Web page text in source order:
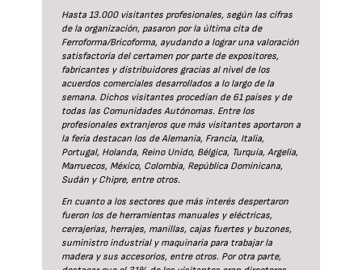
Hasta 13.000 visitantes profesionales, según las cifras
de la organización, pasaron por la última cita de
Ferroforma/Bricoforma, ayudando a lograr una valoración
satisfactoria del certamen por parte de expositores,
fabricantes y distribuidores gracias al nivel de los
acuerdos comerciales desarrollados a lo largo de la
semana. Dichos visitantes procedían de 61 países y de
todas las Comunidades Autónomas. Entre los
profesionales extranjeros que más visitantes aportaron a
la feria destacan los de Alemania, Francia, Italia,
Portugal, Holanda, Reino Unido, Bélgica, Turquía, Argelia,
Marruecos, México, Colombia, República Dominicana,
Sudán y Chipre, entre otros.
En cuanto a los sectores que más interés despertaron
fueron los de herramientas manuales y eléctricas,
cerrajerías, herrajes, manillas, cajas fuertes y buzones,
suministro industrial y maquinaria para trabajar la
madera y sus accesorios, entre otros. Por otra parte,